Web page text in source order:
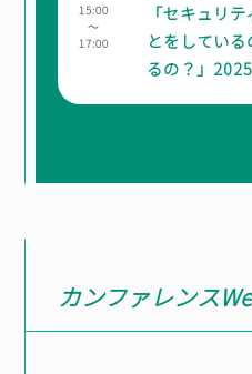
15:00
～
17:00
「セキュリ
とをしてい
るの？」2025
カンファレンス